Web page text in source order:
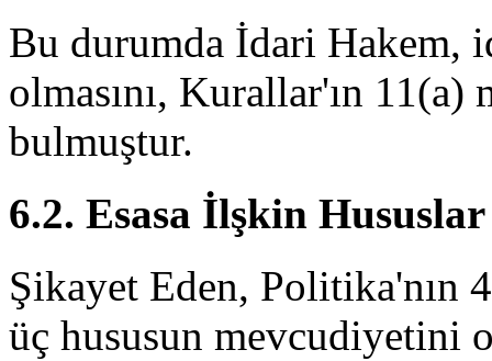
Bu durumda İdari Hakem,
olmasını, Kurallar'ın 11(a)
bulmuştur.
6.2. Esasa İlşkin Hususlar
Şikayet Eden, Politika'nın
üç hususun mevcudiyetini